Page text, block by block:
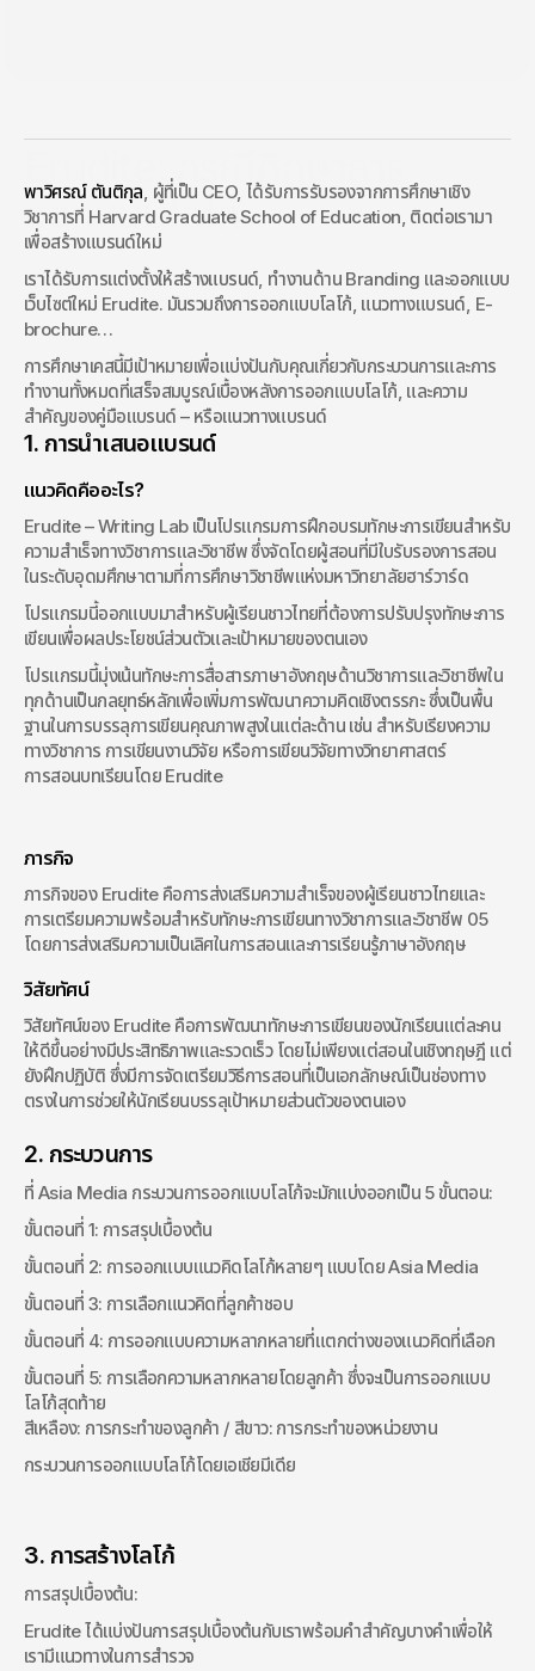
5 พ.ย. 2563
Erudite: กรณีศึกษาการ
ออกแบบโลโก้
Erudite – Writing Lab เป็นบริษัทที่มีโปรแกรมการฝึกอบรมที่ออกแบบ
มาสำหรับผู้เรียนชาวไทย ที่ต้องการวิธีในการพัฒนาทักษะการเขียนเพื่อผล
ประโยชน์และเป้าหมายส่วนตัวของตนเอง
พาวิศรณ์ ตันติกุล, ผู้ที่เป็น CEO, ได้รับการรับรองจากการศึกษาเชิง
วิชาการที่ Harvard Graduate School of Education, ติดต่อเรามา
เพื่อสร้างแบรนด์ใหม่
เราได้รับการแต่งตั้งให้สร้างแบรนด์, ทำงานด้าน Branding และออกแบบ
เว็บไซต์ใหม่ Erudite. มันรวมถึงการออกแบบโลโก้, แนวทางแบรนด์, E-
brochure…
การศึกษาเคสนี้มีเป้าหมายเพื่อแบ่งปันกับคุณเกี่ยวกับกระบวนการและการ
ทำงานทั้งหมดที่เสร็จสมบูรณ์เบื้องหลังการออกแบบโลโก้, และความ
สำคัญของคู่มือแบรนด์ – หรือแนวทางแบรนด์
1. การนำเสนอแบรนด์
แนวคิดคืออะไร?
Erudite – Writing Lab เป็นโปรแกรมการฝึกอบรมทักษะการเขียนสำหรับ
ความสำเร็จทางวิชาการและวิชาชีพ ซึ่งจัดโดยผู้สอนที่มีใบรับรองการสอน
ในระดับอุดมศึกษาตามที่การศึกษาวิชาชีพแห่งมหาวิทยาลัยฮาร์วาร์ด
โปรแกรมนี้ออกแบบมาสำหรับผู้เรียนชาวไทยที่ต้องการปรับปรุงทักษะการ
เขียนเพื่อผลประโยชน์ส่วนตัวและเป้าหมายของตนเอง
โปรแกรมนี้มุ่งเน้นทักษะการสื่อสารภาษาอังกฤษด้านวิชาการและวิชาชีพใน
ทุกด้านเป็นกลยุทธ์หลักเพื่อเพิ่มการพัฒนาความคิดเชิงตรรกะ ซึ่งเป็นพื้น
ฐานในการบรรลุการเขียนคุณภาพสูงในแต่ละด้าน เช่น สำหรับเรียงความ
ทางวิชาการ การเขียนงานวิจัย หรือการเขียนวิจัยทางวิทยาศาสตร์
การสอนบทเรียนโดย Erudite
ภารกิจ
ภารกิจของ Erudite คือการส่งเสริมความสำเร็จของผู้เรียนชาวไทยและ
การเตรียมความพร้อมสำหรับทักษะการเขียนทางวิชาการและวิชาชีพ 05
โดยการส่งเสริมความเป็นเลิศในการสอนและการเรียนรู้ภาษาอังกฤษ
วิสัยทัศน์
วิสัยทัศน์ของ Erudite คือการพัฒนาทักษะการเขียนของนักเรียนแต่ละคน
ให้ดีขึ้นอย่างมีประสิทธิภาพและรวดเร็ว โดยไม่เพียงแต่สอนในเชิงทฤษฎี แต่
ยังฝึกปฏิบัติ ซึ่งมีการจัดเตรียมวิธีการสอนที่เป็นเอกลักษณ์เป็นช่องทาง
ตรงในการช่วยให้นักเรียนบรรลุเป้าหมายส่วนตัวของตนเอง
2. กระบวนการ
ที่ Asia Media กระบวนการออกแบบโลโก้จะมักแบ่งออกเป็น 5 ขั้นตอน:
ขั้นตอนที่ 1: การสรุปเบื้องต้น
ขั้นตอนที่ 2: การออกแบบแนวคิดโลโก้หลายๆ แบบโดย Asia Media
ขั้นตอนที่ 3: การเลือกแนวคิดที่ลูกค้าชอบ
ขั้นตอนที่ 4: การออกแบบความหลากหลายที่แตกต่างของแนวคิดที่เลือก
ขั้นตอนที่ 5: การเลือกความหลากหลายโดยลูกค้า ซึ่งจะเป็นการออกแบบ
โลโก้สุดท้าย
สีเหลือง: การกระทำของลูกค้า / สีขาว: การกระทำของหน่วยงาน
กระบวนการออกแบบโลโก้โดยเอเชียมีเดีย
3. การสร้างโลโก้
การสรุปเบื้องต้น:
Erudite ได้แบ่งปันการสรุปเบื้องต้นกับเราพร้อมคำสำคัญบางคำเพื่อให้
เรามีแนวทางในการสำรวจ